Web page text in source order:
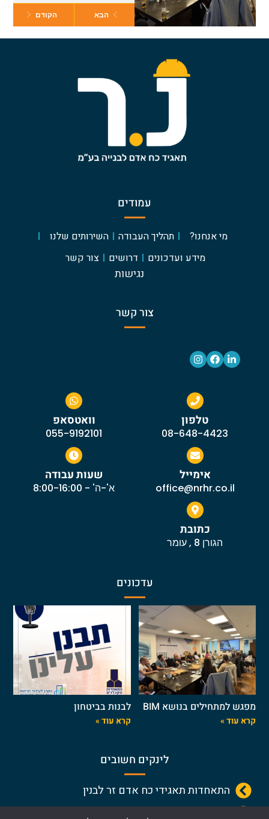
הבא הקודם
עמודים
מי אנחנו? תהליך העבודה
השירותים שלנו
מידע ועדכונים
דרושים צור קשר
נגישות
צור קשר
טלפון
08-648-4423
וואטסאפ
055-9192101
אימייל
office@nrhr.co.il
שעות עבודה
א'-ה' - 8:00-16:00
כתובת
הגורן 8 , עומר
עדכונים
מפגש למתחילים בנושא BIM
קרא עוד »
לבנות בביטחון
קרא עוד »
לינקים חשובים
התאחדות תאגידי כח אדם זר לבנין
התאחדות הקבלנים